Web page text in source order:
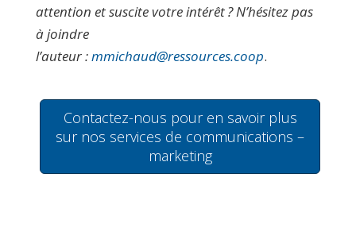
attention et suscite votre intérêt ? N’hésitez pas
à joindre
l’auteur :mmichaud@ressources.coop.
Contactez-nous pour en savoir plus
sur nos services de communications –
marketing